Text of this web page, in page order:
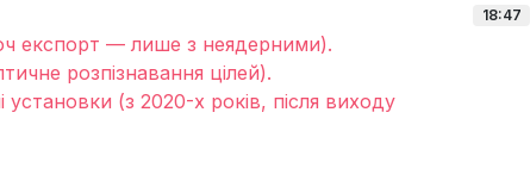
експорт — лише з неядерними).
розпізнавання цілей).
(з 2020-х років, після виходу
18:47